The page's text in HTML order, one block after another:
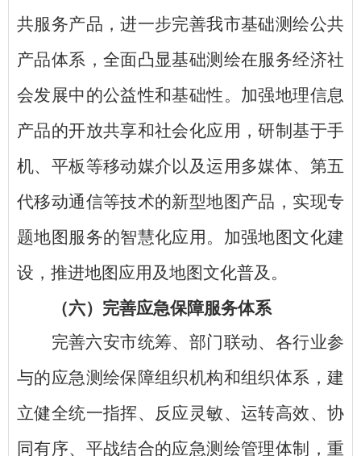
共服务产品，进一步完善我市基础测绘公共
产品体系，全面凸显基础测绘在服务经济社
会发展中的公益性和基础性。加强地理信息
产品的开放共享和社会化应用，研制基于手
机、平板等移动媒介以及运用多媒体、第五
代移动通信等技术的新型地图产品，实现专
题地图服务的智慧化应用。加强地图文化建
设，推进地图应用及地图文化普及。
（六）完善应急保障服务体系
完善六安市统筹、部门联动、各行业参
与的应急测绘保障组织机构和组织体系，建
立健全统一指挥、反应灵敏、运转高效、协
同有序、平战结合的应急测绘管理体制，重